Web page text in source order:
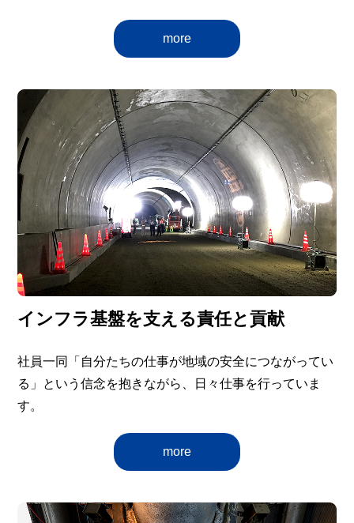
more
インフラ基盤を支える責任と貢献
社員一同「自分たちの仕事が地域の安全につながってい
る」という信念を抱きながら、日々仕事を行っていま
す。
more